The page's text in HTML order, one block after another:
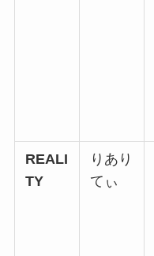
REALI
TY
りあり
てぃ